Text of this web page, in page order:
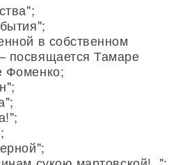
в собственном
Тамаре
Фоменко;